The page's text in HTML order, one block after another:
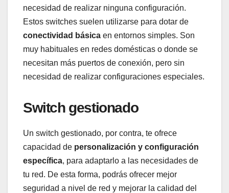
necesidad de realizar ninguna configuración.
Estos switches suelen utilizarse para dotar de
conectividad básica en entornos simples. Son
muy habituales en redes domésticas o donde se
necesitan más puertos de conexión, pero sin
necesidad de realizar configuraciones especiales.
Switch gestionado
Un switch gestionado, por contra, te ofrece
capacidad de personalización y configuración
específica, para adaptarlo a las necesidades de
tu red. De esta forma, podrás ofrecer mejor
seguridad a nivel de red y mejorar la calidad del